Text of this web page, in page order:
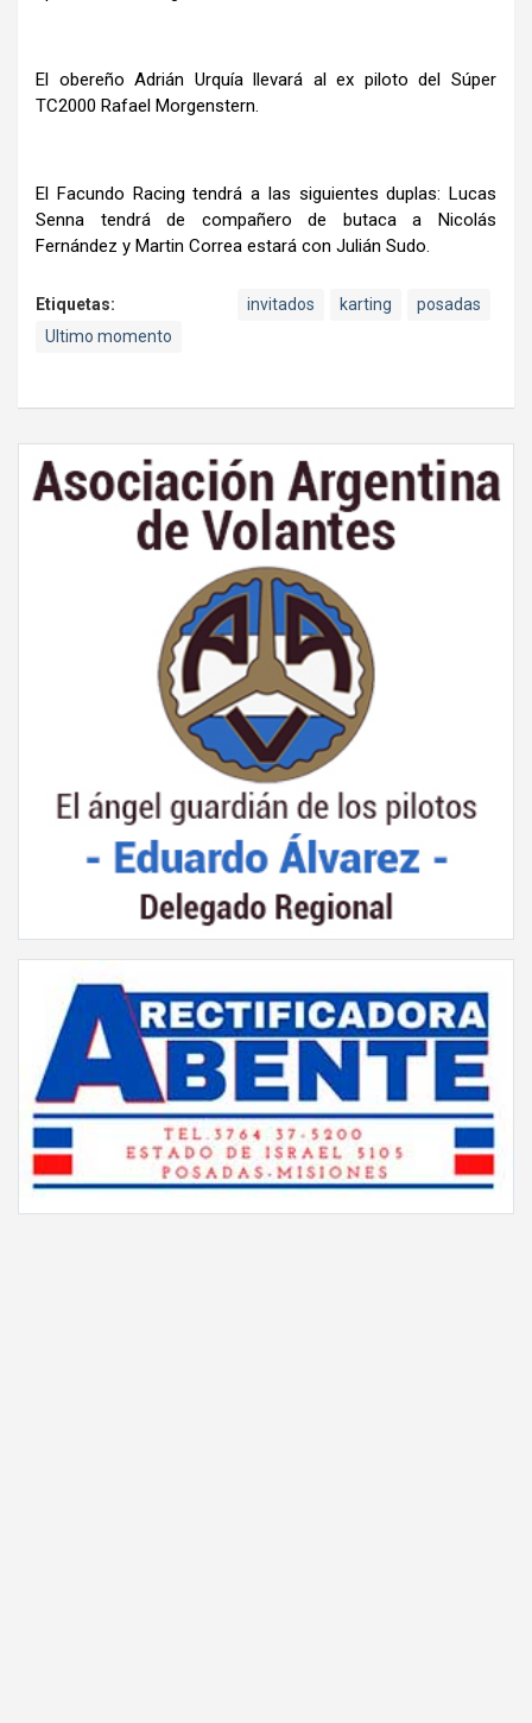
El obereño Adrián Urquía llevará al ex piloto del Súper
TC2000 Rafael Morgenstern.
El Facundo Racing tendrá a las siguientes duplas: Lucas
Senna tendrá de compañero de butaca a Nicolás
Fernández y Martin Correa estará con Julián Sudo.
Etiquetas: invitados karting
posadas
Ultimo momento